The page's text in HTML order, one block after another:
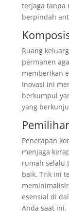
terjaga tanpa
berpindah
Ruang
permanen
memberikan
Inovasi ini
berkumpul
yang
Penerapan
menjaga
rumah selalu
baik. Trik ini
esensial di
Anda saat ini.